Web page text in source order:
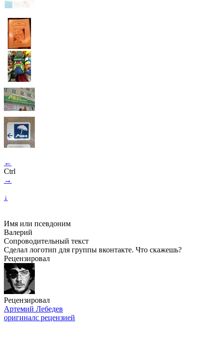
←
Ctrl
→
↓
Имя или псевдоним
Валерий
Сопроводительный текст
Сделал логотип для группы вконтакте. Что скажешь?
Рецензировал
Рецензировал
Артемий Лебедев
оригиналс рецензией